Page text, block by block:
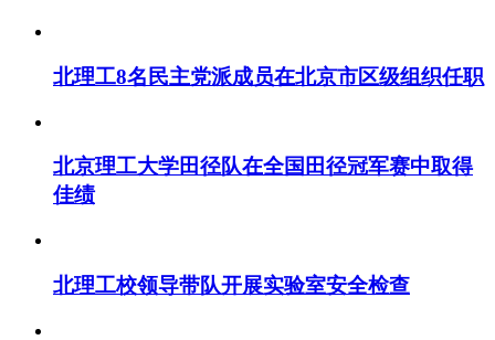
北理工8名民主党派成员在北京市区级组织任职
北京理工大学田径队在全国田径冠军赛中取得
佳绩
北理工校领导带队开展实验室安全检查